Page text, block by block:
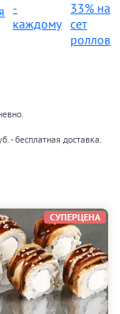
- бесплатная доставка.
СУПЕРЦЕНА